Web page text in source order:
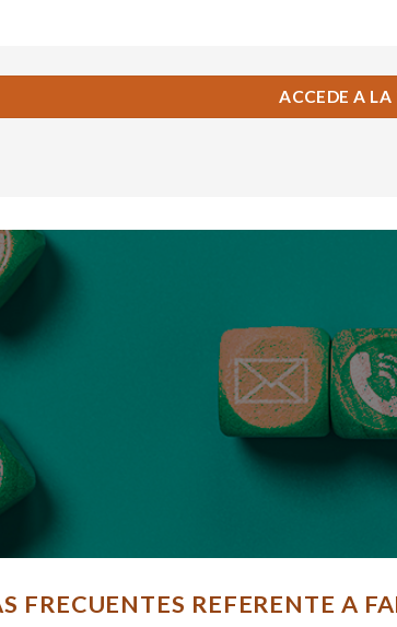
ACCEDE A
FRECUENTES REFERENTE A